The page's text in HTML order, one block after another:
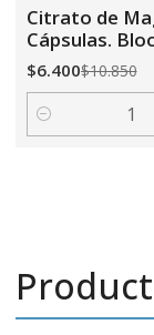
Citrato de
Cápsulas.
$6.400$10.850
Cantidad